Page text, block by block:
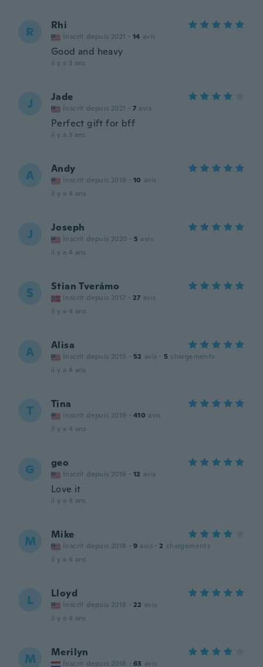
R Rhi
Inscrit depuis 2021 · 14 avis
Good and heavy
il y a 3 ans
J Jade
Inscrit depuis 2021 · 7 avis
Perfect gift for bff
il y a 3 ans
A Andy
Inscrit depuis 2018 · 10 avis
il y a 4 ans
J Joseph
Inscrit depuis 2020 · 5 avis
il y a 4 ans
S Stian Tveråmo
Inscrit depuis 2017 · 27 avis
il y a 4 ans
A Alisa
Inscrit depuis 2015 · 52 avis · 5 chargements
il y a 4 ans
T Tina
Inscrit depuis 2019 · 410 avis
il y a 4 ans
G geo
Inscrit depuis 2016 · 12 avis
Love it
il y a 4 ans
M Mike
Inscrit depuis 2018 · 9 avis · 2 chargements
il y a 4 ans
L Lloyd
Inscrit depuis 2018 · 22 avis
il y a 4 ans
M Merilyn
Inscrit depuis 2018 · 63 avis